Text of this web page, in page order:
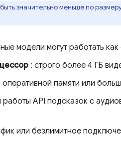
значительно меньше по
модели могут работать как
: строго более 4 ГБ
оперативной памяти или
работы API подсказок с
или безлимитное